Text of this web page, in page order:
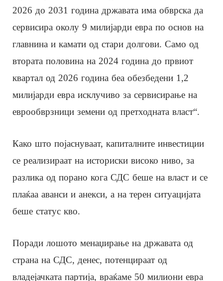
2026 до 2031 година државата има обврска да
сервисира околу 9 милијарди евра по основ на
главнина и камати од стари долгови. Само од
втората половина на 2024 година до првиот
квартал од 2026 година беа обезбедени 1,2
милијарди евра исклучиво за сервисирање на
еврообврзници земени од претходната власт“.
Како што појаснуваат, капиталните инвестиции
се реализираат на историски високо ниво, за
разлика од порано кога СДС беше на власт и се
плаќаа аванси и анекси, а на терен ситуацијата
беше статус кво.
Поради лошото менаџирање на државата од
страна на СДС, денес, потенцираат од
владејачката партија, враќаме 50 милиони евра